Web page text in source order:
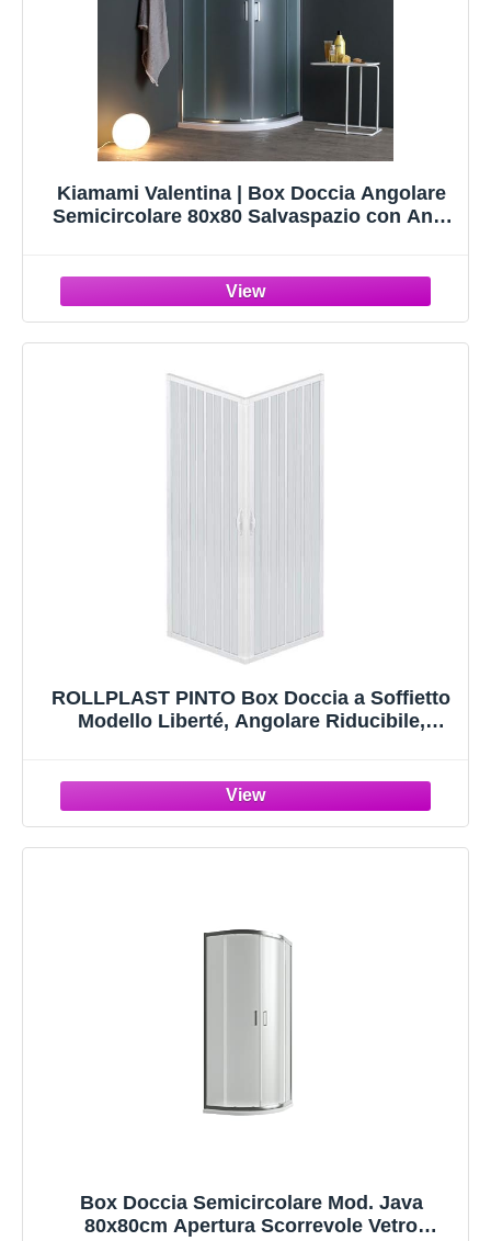
Kiamami Valentina | Box Doccia Angolare
Semicircolare 80x80 Salvaspazio con Ante
Collezione Giada
ROLLPLAST PINTO Box Doccia a Soffietto
Modello Liberté, Angolare Riducibile,
80x80 cm
Box Doccia Semicircolare Mod. Java
80x80cm Apertura Scorrevole Vetro